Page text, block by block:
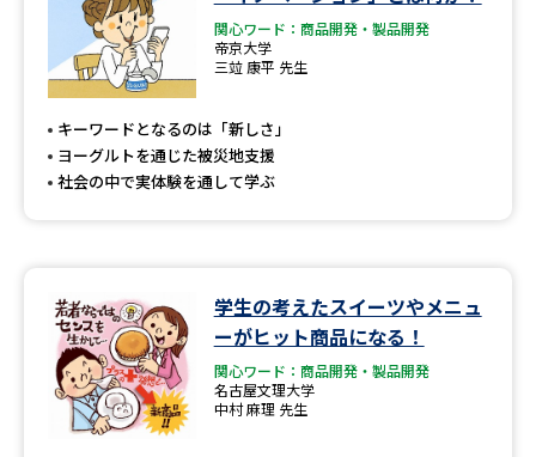
関心ワード：商品開発・製品開発
帝京大学
三竝 康平 先生
キーワードとなるのは「新しさ」
ヨーグルトを通じた被災地支援
社会の中で実体験を通して学ぶ
学生の考えたスイーツやメニュ
ーがヒット商品になる！
関心ワード：商品開発・製品開発
名古屋文理大学
中村 麻理 先生